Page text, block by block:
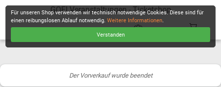
GOFI Veranstaltungen - Ticketshop
Der Vorverkauf wurde beendet
Für unseren Shop verwenden wir technisch notwendige Cookies. Diese sind für
einen reibungslosen Ablauf notwendig.Weitere Informationen.
Verstanden